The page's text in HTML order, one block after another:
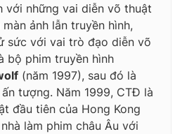
với những vai diễn võ thuật
ảnh lẫn truyền hình,
sức với vai trò đạo diễn võ
bộ phim truyền hình
(năm 1997), sau đó là
tượng. Năm 1999, CTĐ là
đầu tiên của Hong Kong
làm phim châu Âu với